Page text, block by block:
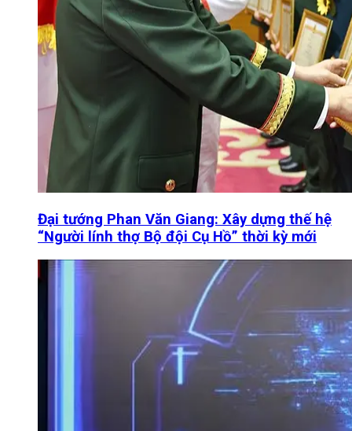
Đại tướng Phan Văn Giang: Xây dựng thế hệ
“Người lính thợ Bộ đội Cụ Hồ” thời kỳ mới